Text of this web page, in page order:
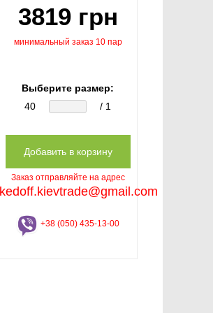
3819 грн
минимальный заказ 10 пар
Выберите размер:
40
/ 1
Заказ отправляйте на адрес
kedoff.kievtrade@gmail.com
+38 (050) 435-13-00